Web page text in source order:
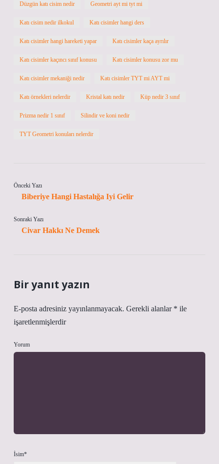
Düzgün katı cisim nedir Geometri ayt mi tyt mi
Katı cisim nedir ilkokul Katı cisimler hangi ders
Katı cisimler hangi hareketi yapar Katı cisimler kaça ayrılır
Katı cisimler kaçıncı sınıf konusu Katı cisimler konusu zor mu
Katı cisimler mekaniği nedir Katı cisimler TYT mi AYT mi
Katı örnekleri nelerdir Kristal katı nedir Küp nedir 3 sınıf
Prizma nedir 1 sınıf Silindir ve koni nedir
TYT Geometri konuları nelerdir
Önceki Yazı
Biberiye Hangi Hastalığa Iyi Gelir
Sonraki Yazı
Civar Hakkı Ne Demek
Bir yanıt yazın
E-posta adresiniz yayınlanmayacak. Gerekli alanlar * ile
işaretlenmişlerdir
Yorum
İsim*